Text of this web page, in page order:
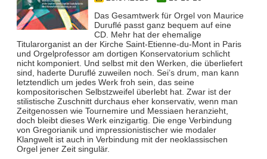
Das Gesamtwerk für Orgel von Maurice
Duruflé passt ganz bequem auf eine
CD. Mehr hat der ehemalige
Titularorganist an der Kirche Saint-Etienne-du-Mont in Paris
und Orgelprofessor am dortigen Konservatorium schlicht
nicht komponiert. Und selbst mit den Werken, die überliefert
sind, haderte Duruflé zuweilen noch. Sei’s drum, man kann
letztendlich um jedes Werk froh sein, das seine
kompositorischen Selbstzweifel überlebt hat. Zwar ist der
stilistische Zuschnitt durchaus eher konservativ, wenn man
Zeitgenossen wie Tournemire und Messiaen heranzieht,
doch bleibt dieses Werk einzigartig. Die enge Verbindung
von Gregorianik und impressionistischer wie modaler
Klangwelt ist auch in Verbindung mit der neoklassischen
Orgel jener Zeit singulär.